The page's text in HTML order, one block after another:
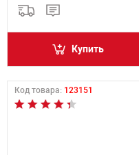
Купить
Код товара: 123151